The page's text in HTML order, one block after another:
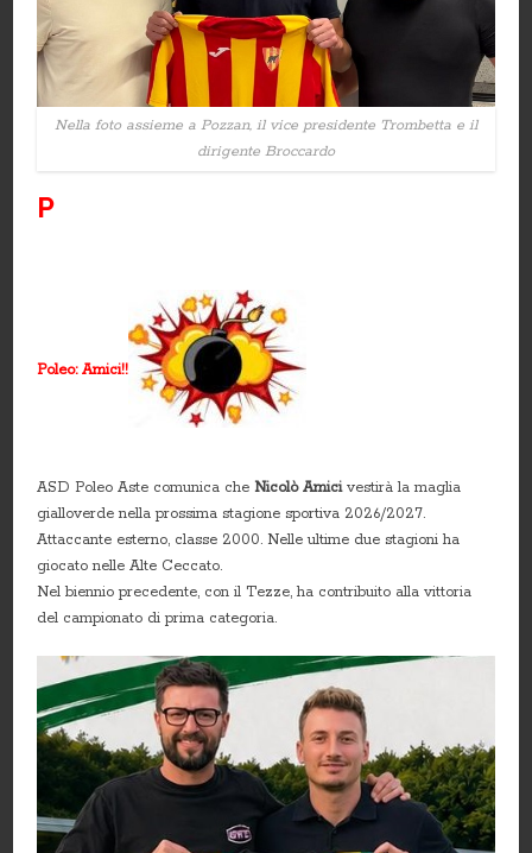
Nella foto assieme a Pozzan, il vice presidente Trombetta e il
dirigente Broccardo
P
Poleo: Amici!!
ASD Poleo Aste comunica che Nicolò Amicivestirà la maglia
gialloverde nella prossima stagione sportiva 2026/2027.
Attaccante esterno, classe 2000. Nelle ultime due stagioni ha
giocato nelle Alte Ceccato.
Nel biennio precedente, con il Tezze, ha contribuito alla vittoria
del campionato di prima categoria.